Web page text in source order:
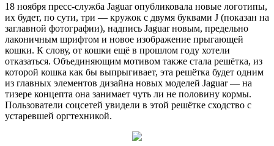
18 ноября пресс-служба Jaguar опубликовала новые логотипы,
их будет, по сути, три — кружок с двумя буквами J (показан на
заглавной фотографии), надпись Jaguar новым, предельно
лаконичным шрифтом и новое изображение прыгающей
кошки. К слову, от кошки ещё в прошлом году хотели
отказаться. Объединяющим мотивом также стала решётка, из
которой кошка как бы выпрыгивает, эта решётка будет одним
из главных элементов дизайна новых моделей Jaguar — на
тизере концепта она занимает чуть ли не половину кормы.
Пользователи соцсетей увидели в этой решётке сходство с
устаревшей оргтехникой.